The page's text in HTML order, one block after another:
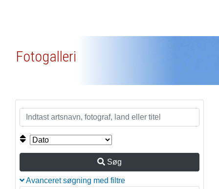
Fotogalleri
Søg
Avanceret søgning med filtre